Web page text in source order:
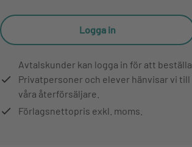
Logga in
Avtalskunder kan logga in för att beställa.
Privatpersoner och elever hänvisar vi till
våra återförsäljare.
Förlagsnettopris exkl. moms.